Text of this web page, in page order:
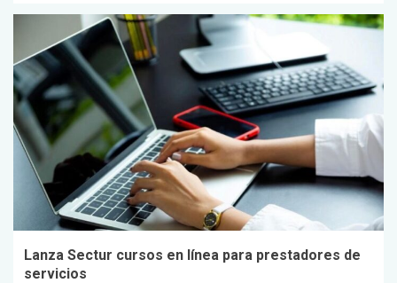
Lanza Sectur cursos en línea para prestadores de
servicios